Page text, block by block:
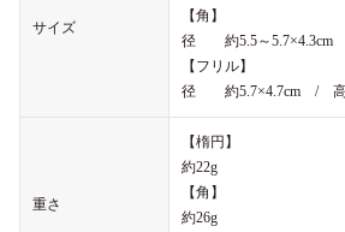
サイズ
【角】
径 約5.5～
【フリル】
径 約5.7×4.7cm / 高
重さ
【楕円】
約22g
【角】
約26g